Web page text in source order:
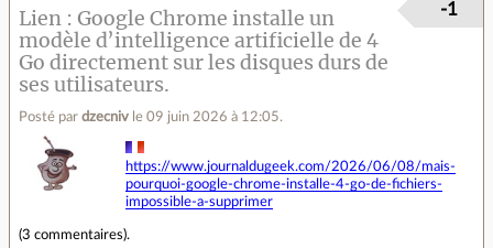
Lien
Google Chrome installe un
modèle d’intelligence artificielle de 4
Go directement sur les disques durs de
ses utilisateurs.
Posté par dzecniv le 09 juin 2026 à 12:05.
-1
https://www.journaldugeek.com/2026/06/08/mais-
pourquoi-google-chrome-installe-4-go-de-fichiers-
impossible-a-supprimer
(3 commentaires).